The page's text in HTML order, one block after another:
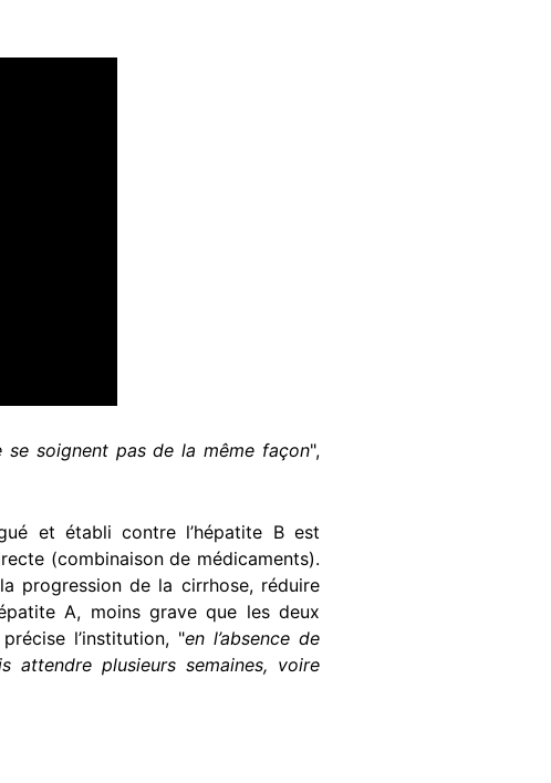
soignent pas de la même façon",
et établi contre l’hépatite B est
(combinaison de médicaments).
progression de la cirrhose, réduire
A, moins grave que les deux
l’institution, "en l’absence de
attendre plusieurs semaines, voire